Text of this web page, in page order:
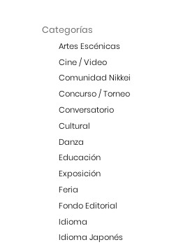
Categorías
Artes Escénicas
Cine / Video
Comunidad Nikkei
Concurso / Torneo
Conversatorio
Cultural
Danza
Educación
Exposición
Feria
Fondo Editorial
Idioma
Idioma Japonés